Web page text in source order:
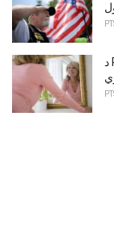
د PTSD سره څنګه کولی شي د دوی خپل عکس ښه